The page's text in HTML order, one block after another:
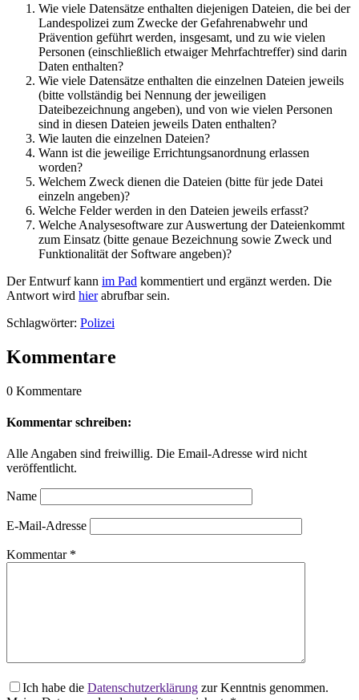
Wie viele Datensätze enthalten diejenigen Dateien, die bei der
Landespolizei zum Zwecke der Gefahrenabwehr und
Prävention geführt werden, insgesamt, und zu wie vielen
Personen (einschließlich etwaiger Mehrfachtreffer) sind darin
Daten enthalten?
Wie viele Datensätze enthalten die einzelnen Dateien jeweils
(bitte vollständig bei Nennung der jeweiligen
Dateibezeichnung angeben), und von wie vielen Personen
sind in diesen Dateien jeweils Daten enthalten?
Wie lauten die einzelnen Dateien?
Wann ist die jeweilige Errichtungsanordnung erlassen
worden?
Welchem Zweck dienen die Dateien (bitte für jede Datei
einzeln angeben)?
Welche Felder werden in den Dateien jeweils erfasst?
Welche Analysesoftware zur Auswertung der Dateienkommt
zum Einsatz (bitte genaue Bezeichnung sowie Zweck und
Funktionalität der Software angeben)?
Der Entwurf kann im Pad kommentiert und ergänzt werden. Die
Antwort wird hierabrufbar sein.
Schlagwörter: Polizei
Kommentare
0 Kommentare
Kommentar schreiben:
Alle Angaben sind freiwillig. Die Email-Adresse wird nicht
veröffentlicht.
Name
E-Mail-Adresse
Kommentar *
Ich habe die Datenschutzerklärung zur Kenntnis genommen.